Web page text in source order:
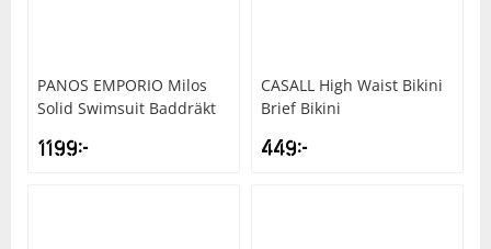
PANOS EMPORIO Milos
Solid Swimsuit Baddräkt
1199kr
CASALL High Waist Bikini
Brief Bikini
449kr